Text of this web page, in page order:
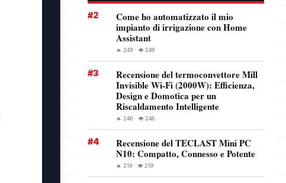
#2
Come ho automatizzato il mio
impianto di irrigazione con Home
Assistant
🔥 249 · 👁️ 249
#3
Recensione del termoconvettore Mill
Invisible Wi-Fi (2000W): Efficienza,
Design e Domotica per un
Riscaldamento Intelligente
🔥 246 · 👁️ 246
#4
Recensione del TECLAST Mini PC
N10: Compatto, Connesso e Potente
🔥 219 · 👁️ 219